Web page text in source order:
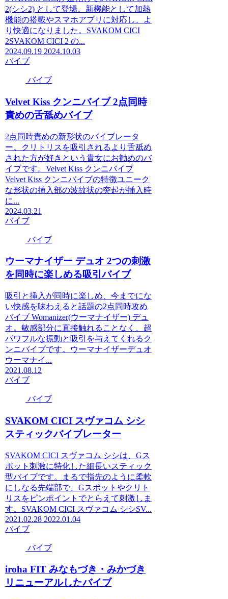
2(シシ2) として登場。新機能として加熱
機能の搭載やスマホアプリに対応し、よ
り快適になりました。SVAKOM CICI
2SVAKOM CICI 2 の...
2024.09.19 2024.10.03
バイブ
バイブ
Velvet Kiss クンニバイブ 2点同時
責めの舌舐めバイブ
2点同時責めの新形状のバイブレータ
ー。クリトリスを吸引されるより舌舐め
された方が好きという貴女にお勧めのバ
イブです。Velvet Kiss クンニバイブ
Velvet Kiss クンニバイブの特徴ユニーク
な形状の挿入部の波紋状の突起が挿入時
に...
2024.03.21
バイブ
バイブ
ウーマナイザー デュオ 2つの刺激
を同時に楽しめる吸引バイブ
吸引と挿入が同時に楽しめ、今までにな
い快感を味わえると話題の2点同時攻め
バイブ Womanizer(ウーマナイザー) デュ
オ。敏感部分に直接触れることなく、超
パワフルな振動と吸引を与えてくれるク
ンニバイブです。ウーマナイザーデュオ
ウーマナイ...
2021.08.12
バイブ
バイブ
SVAKOM CICI スヴァコム シシ
スティックバイブレーター
SVAKOM CICI スヴァコム シシは、Gス
ポット刺激に特化した細長いスティック
型バイブです。まるで指先のように柔軟
にしなる先端部で、Gスポットやクリト
リスをピンポイントでとらえて刺激しま
す。SVAKOM CICI スヴァコム シシSV...
2021.02.28 2022.01.04
バイブ
バイブ
iroha FIT みなもづき・みかづき
リニューアルしたバイブ